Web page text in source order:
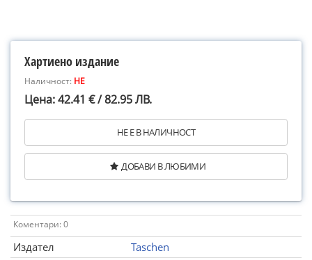
Хартиено издание
Наличност: НЕ
Цена: 42.41 € / 82.95 ЛВ.
НЕ Е В НАЛИЧНОСТ
ДОБАВИ В ЛЮБИМИ
Коментари: 0
Издател
Taschen